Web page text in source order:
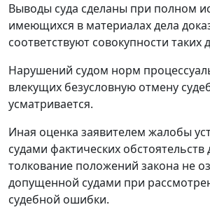
Выводы суда сделаны при полном
имеющихся в материалах дела
соответствуют совокупности таких
Нарушений судом норм
влекущих безусловную отмену
усматривается.
Иная оценка заявителем жалобы
судами фактических обстоятельств
толкование положений закона не
допущенной судами при
судебной ошибки.